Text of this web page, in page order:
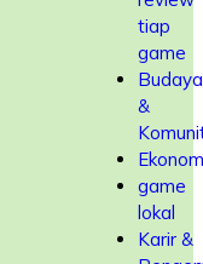
tiap
game
Budaya
&
game
lokal
Karir &